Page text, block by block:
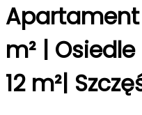
m² |
12 m²|